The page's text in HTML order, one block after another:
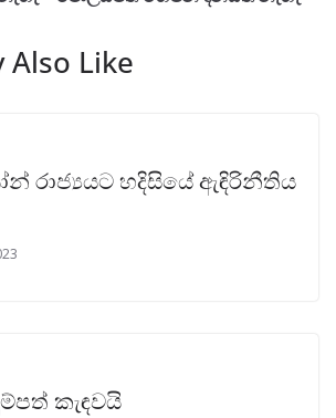
Also Like
රාජ්‍යයට හදිසියේ ඇඳිරිනීතිය
කැඳවයි